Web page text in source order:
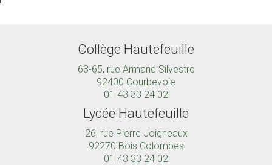
Collège Hautefeuille
63-65, rue Armand Silvestre
92400 Courbevoie
01 43 33 24 02
Lycée Hautefeuille
26, rue Pierre Joigneaux
92270 Bois Colombes
01 43 33 24 02